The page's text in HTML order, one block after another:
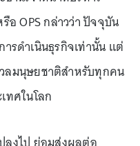
OPS กล่าวว่า ปัจจุบัน
รดำเนินธุรกิจเท่านั้น แต่
ลมนุษยชาติสำหรับทุกคน
ทศในโลก